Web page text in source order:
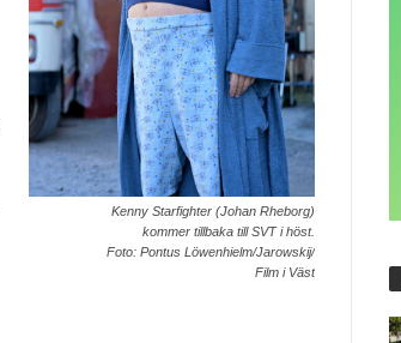
Kenny Starfighter (Johan Rheborg)
kommer tillbaka till SVT i höst.
Foto: Pontus Löwenhielm/Jarowskij/
Film i Väst